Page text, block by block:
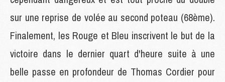
sur une reprise de volée au second poteau (68ème).
Finalement, les Rouge et Bleu inscrivent le but de la
victoire dans le dernier quart d'heure suite à une
belle passe en profondeur de Thomas Cordier pour